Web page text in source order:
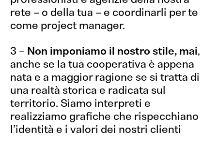
rete – o della tua – e coordinarli per te
come project manager.
3 – Non imponiamo il nostro stile, mai,
anche se la tua cooperativa è appena
nata e a maggior ragione se si tratta di
una realtà storica e radicata sul
territorio. Siamo interpreti e
realizziamo grafiche che rispecchiano
l’identità e i valori dei nostri clienti